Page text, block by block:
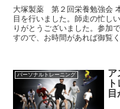
大塚製薬 第２回栄養勉強会
目を行いました。師走の忙し
りがとうございました。参加
すので、お時間があれば御覧
パーソナルトレーニング
ア